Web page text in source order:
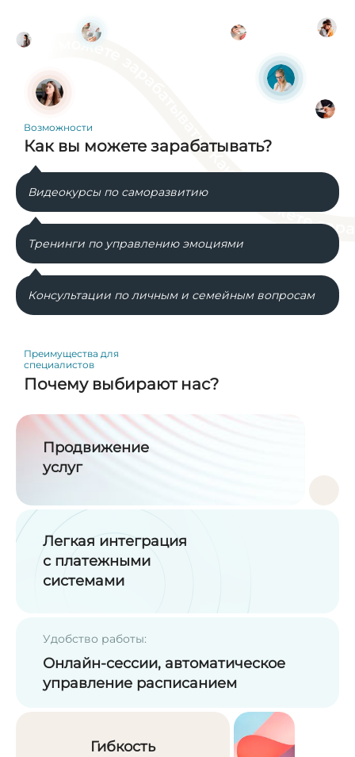
Возможности
Как вы можете зарабатывать?
Видеокурсы по саморазвитию
Тренинги по управлению эмоциями
Консультации по личным и семейным вопросам
Преимущества для
специалистов
Почему выбирают нас?
Продвижение
услуг
Легкая интеграция
с платежными
системами
Удобство работы:
Онлайн-сессии, автоматическое
управление расписанием
Гибкость